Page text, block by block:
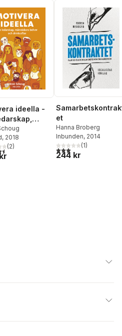
ideella -
behov
, 2018
5 stjärnor. Totalt antal röster:
(2)
et
Hanna Broberg
Inbunden, 2014
3,0utav 5 stjärnor.
(1)
244 kr